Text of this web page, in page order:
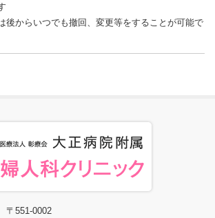
後からいつでも撤回、変更等をすることが可能で
〒551-0002